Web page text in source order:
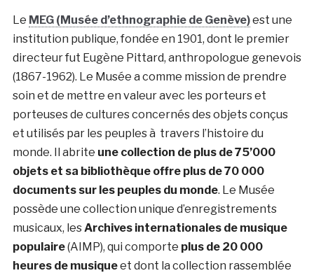
Le MEG (Musée d’ethnographie de Genève)est une
institution publique, fondée en 1901, dont le premier
directeur fut Eugène Pittard, anthropologue genevois
(1867-1962). Le Musée a comme mission de prendre
soin et de mettre en valeur avec les porteurs et
porteuses de cultures concernés des objets conçus
et utilisés par les peuples à travers l’histoire du
monde. Il abrite une collection de plus de 75’000
objets et sa bibliothèque offre plus de 70 000
documents sur les peuples du monde. Le Musée
possède une collection unique d’enregistrements
musicaux, lesArchives internationales de musique
populaire(AIMP), qui comporte plus de 20 000
heures de musiqueet dont la collection rassemblée